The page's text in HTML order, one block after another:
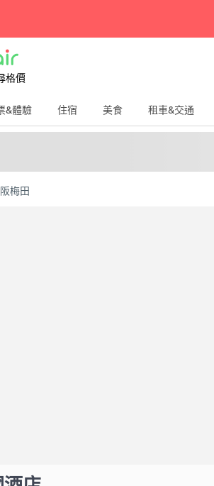
格價
&體驗 住宿 美食 租車&交通
梅田